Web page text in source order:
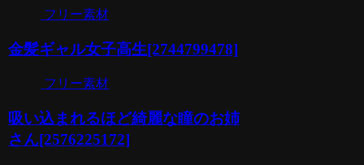
フリー素材
金髪ギャル女子高生[2744799478]
フリー素材
吸い込まれるほど綺麗な瞳のお姉
さん[2576225172]